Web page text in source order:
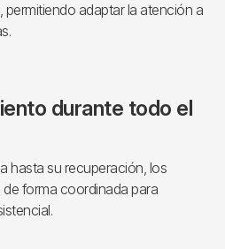
adaptar la atención a
durante todo el
hasta su recuperación, los
forma coordinada para